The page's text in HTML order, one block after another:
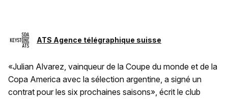
ATS Agence télégraphique suisse
«Julian Alvarez, vainqueur de la Coupe du monde et de la
Copa America avec la sélection argentine, a signé un
contrat pour les six prochaines saisons», écrit le club